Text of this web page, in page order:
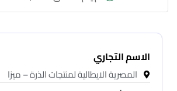
الاسم التجاري
المصرية الايطالية لمنتجات الذرة – ميزا